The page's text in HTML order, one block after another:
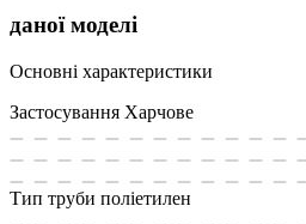
даної моделі
Основні характеристики
Застосування Харчове
Тип труби поліетилен